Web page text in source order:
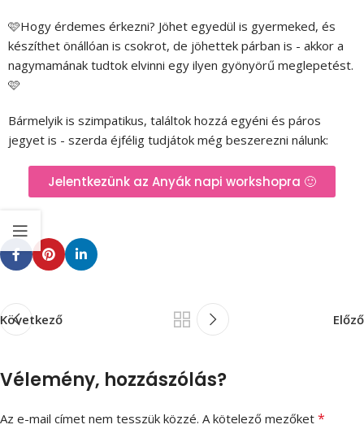
🩷Hogy érdemes érkezni? Jöhet egyedül is gyermeked, és
készíthet önállóan is csokrot, de jöhettek párban is - akkor a
nagymamának tudtok elvinni egy ilyen gyönyörű meglepetést.
🩷
Bármelyik is szimpatikus, találtok hozzá egyéni és páros
jegyet is - szerda éjfélig tudjátok még beszerezni nálunk:
Jelentkezünk az Anyák napi workshopra 🙂
Következő Előző
Vélemény, hozzászólás?
Az e-mail címet nem tesszük közzé. A kötelező mezőket *